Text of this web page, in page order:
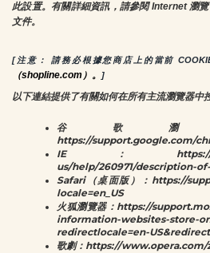
此設置。有關詳細資訊，請參閱 Internet 瀏
文件。
[注意： 請務必根據您商店上的當前
（shopline.com）。
]
以下連結提供了有關如何在所有主流瀏覽器中
谷歌瀏
https://support.google.com/
IE：https://
us/help/260971/description-
Safari（桌面版）：https://
locale=en_US
火狐瀏覽器：https://
information-websites-store-
redirectlocale=en-
歌劇：https://